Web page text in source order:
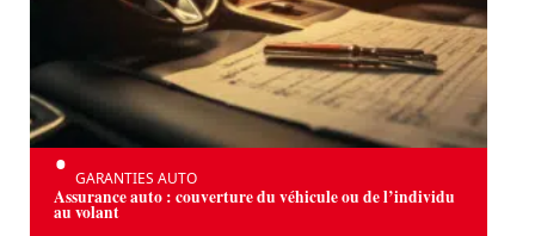
GARANTIES AUTO
Assurance auto : couverture du véhicule ou de l’individu
au volant